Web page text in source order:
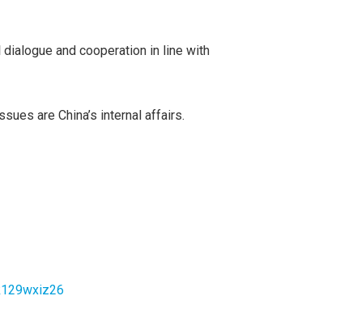
and cooperation in line with
are China’s internal affairs.